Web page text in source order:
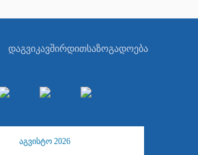
დაგვიკავშირდითსაზოგადოება
აგვისტო 2026